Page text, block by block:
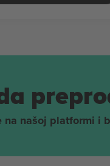
na našoj platformi i